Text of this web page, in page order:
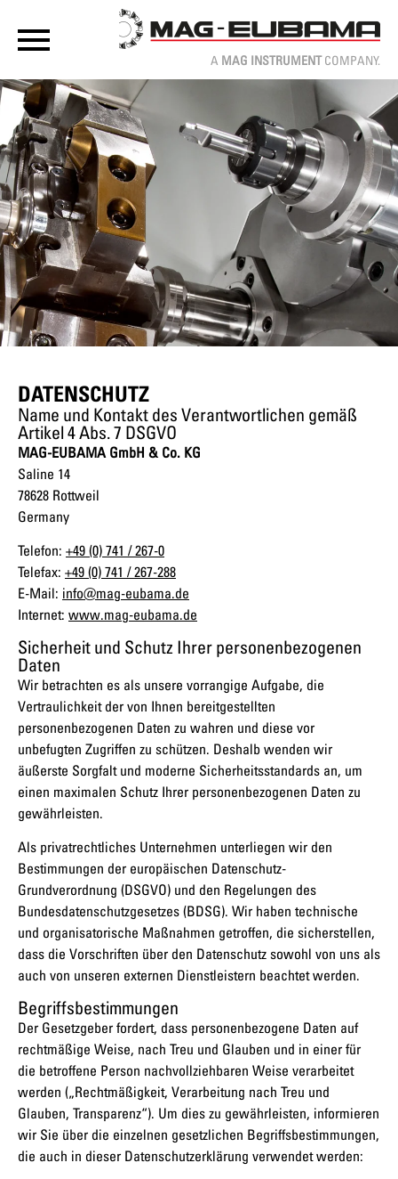
A MAG INSTRUMENTCOMPANY.
DATENSCHUTZ
Name und Kontakt des Verantwortlichen gemäß
Artikel 4 Abs. 7 DSGVO
MAG-EUBAMA GmbH & Co. KG
Saline 14
78628 Rottweil
Germany
Telefon: +49 (0) 741 / 267-0
Telefax: +49 (0) 741 / 267-288
E-Mail: info@mag-eubama.de
Internet: www.mag-eubama.de
Sicherheit und Schutz Ihrer personenbezogenen
Daten
Wir betrachten es als unsere vorrangige Aufgabe, die
Vertraulichkeit der von Ihnen bereitgestellten
personenbezogenen Daten zu wahren und diese vor
unbefugten Zugriffen zu schützen. Deshalb wenden wir
äußerste Sorgfalt und moderne Sicherheitsstandards an, um
einen maximalen Schutz Ihrer personenbezogenen Daten zu
gewährleisten.
Als privatrechtliches Unternehmen unterliegen wir den
Bestimmungen der europäischen Datenschutz-
Grundverordnung (DSGVO) und den Regelungen des
Bundesdatenschutzgesetzes (BDSG). Wir haben technische
und organisatorische Maßnahmen getroffen, die sicherstellen,
dass die Vorschriften über den Datenschutz sowohl von uns als
auch von unseren externen Dienstleistern beachtet werden.
Begriffsbestimmungen
Der Gesetzgeber fordert, dass personenbezogene Daten auf
rechtmäßige Weise, nach Treu und Glauben und in einer für
die betroffene Person nachvollziehbaren Weise verarbeitet
werden („Rechtmäßigkeit, Verarbeitung nach Treu und
Glauben, Transparenz“). Um dies zu gewährleisten, informieren
wir Sie über die einzelnen gesetzlichen Begriffsbestimmungen,
die auch in dieser Datenschutzerklärung verwendet werden: